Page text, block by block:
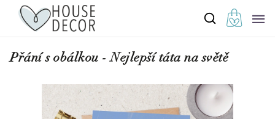
Přání s obálkou - Nejlepší táta na světě